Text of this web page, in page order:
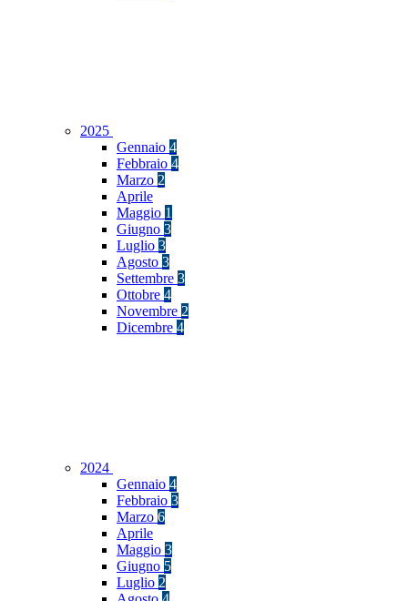
2025
Gennaio 4
Febbraio 4
Marzo 2
Aprile
Maggio 1
Giugno 3
Luglio 3
Agosto 3
Settembre 3
Ottobre 4
Novembre 2
Dicembre 4
2024
Gennaio 4
Febbraio 3
Marzo 6
Aprile
Maggio 3
Giugno 5
Luglio 2